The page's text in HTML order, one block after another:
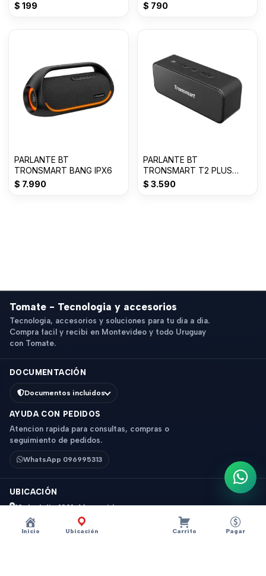
Inicio Ubicación Carrito Pagar
$ 199 $ 790
PARLANTE BT
TRONSMART BANG IPX6
$ 7.990
PARLANTE BT
TRONSMART T2 PLUS
MICRO SD / 20W / 24 HS /
$ 3.590
Tomate - Tecnologia y accesorios
Tecnologia, accesorios y soluciones para tu dia a dia.
Compra facil y recibi en Montevideo y todo Uruguay
con Tomate.
DOCUMENTACIÓN
Documentos incluidos
AYUDA CON PEDIDOS
Atencion rapida para consultas, compras o
seguimiento de pedidos.
WhatsApp 096995313
UBICACIÓN
18 de Julio 1831, Montevideo
Horario: 9 a 18 hs